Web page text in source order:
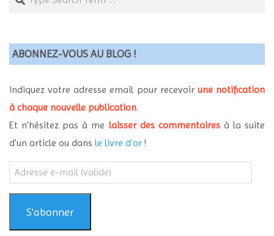
ABONNEZ-VOUS AU BLOG !
Indiquez votre adresse email pour recevoir une notification
à chaque nouvelle publication.
Et n'hésitez pas à me laisser des commentairesà la suite
d'un article ou dans le livre d'or !
Adresse
e-
mail
(valide)S'abonner